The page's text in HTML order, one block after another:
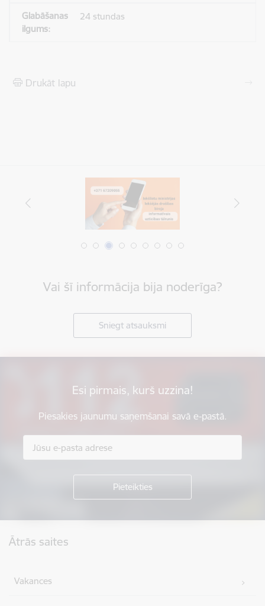
24 stundas
Drukāt lapu
Vai šī informācija bija noderīga?
Sniegt atsauksmi
Esi pirmais, kurš uzzina!
Piesakies jaunumu saņemšanai savā e-pastā.
Ātrās saites
Vakances